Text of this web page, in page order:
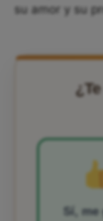
su amor y su
Sí,